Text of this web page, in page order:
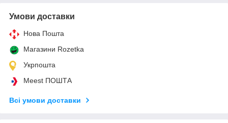
Умови доставки
Нова Пошта
Магазини Rozetka
Укрпошта
Meest ПОШТА
Всі умови доставки